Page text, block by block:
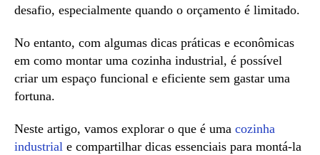
desafio, especialmente quando o orçamento é limitado.
No entanto, com algumas dicas práticas e econômicas
em como montar uma cozinha industrial, é possível
criar um espaço funcional e eficiente sem gastar uma
fortuna.
Neste artigo, vamos explorar o que é uma cozinha
industrial e compartilhar dicas essenciais para montá-la